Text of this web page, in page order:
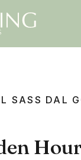
SASS DAL